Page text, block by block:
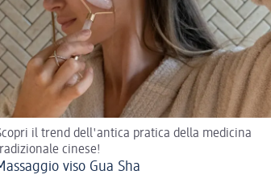
il trend dell'antica pratica della medicina
cinese!
viso Gua Sha